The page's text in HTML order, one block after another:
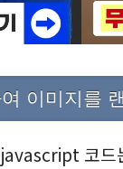
이미지를
코드